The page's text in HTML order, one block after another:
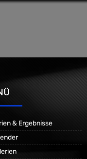
& Ergebnisse